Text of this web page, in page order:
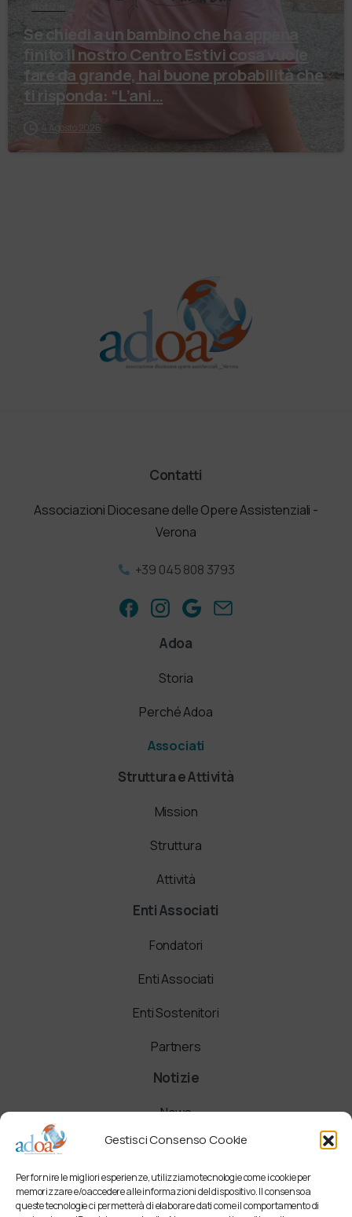
Gestisci Consenso Cookie
Per fornire le migliori esperienze, utilizziamo tecnologie come i cookie per
memorizzare e/o accedere alle informazioni del dispositivo. Il consenso a
queste tecnologie ci permetterà di elaborare dati come il comportamento di
Se chiedi a un bambino che ha appena
finito il nostro Centro Estivi cosa vuole
fare da grande, hai buone probabilità che
ti risponda: “L’ani…
4 Agosto 2026
Contatti
Associazioni Diocesane delle Opere Assistenziali -
Verona
+39 045 808 3793
Adoa
Storia
Perché Adoa
Associati
Struttura e Attività
Mission
Struttura
Attività
Enti Associati
Fondatori
Enti Associati
Enti Sostenitori
Partners
Notizie
News
Comunicati
Newsletter